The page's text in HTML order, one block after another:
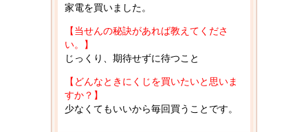
家電を買いました。
【当せんの秘訣があれば教えてくださ
い。】
じっくり、期待せずに待つこと
【どんなときにくじを買いたいと思いま
すか？】
少なくてもいいから毎回買うことです。